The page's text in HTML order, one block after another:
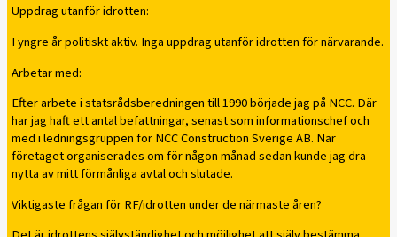
Uppdrag utanför idrotten:
I yngre år politiskt aktiv. Inga uppdrag utanför idrotten för närvarande.
Arbetar med:
Efter arbete i statsrådsberedningen till 1990 började jag på NCC. Där
har jag haft ett antal befattningar, senast som informationschef och
med i ledningsgruppen för NCC Construction Sverige AB. När
företaget organiserades om för någon månad sedan kunde jag dra
nytta av mitt förmånliga avtal och slutade.
Viktigaste frågan för RF/idrotten under de närmaste åren?